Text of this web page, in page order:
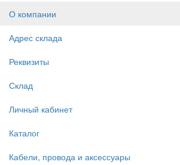
О компании
Адрес склада
Реквизиты
Склад
Личный кабинет
Каталог
Кабели, провода и аксессуары